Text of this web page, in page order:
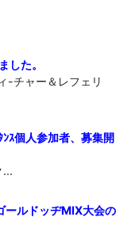
した。
-チャー＆レフェリ
ｽ個人参加者、募集開
...
ールドッヂMIX大会の